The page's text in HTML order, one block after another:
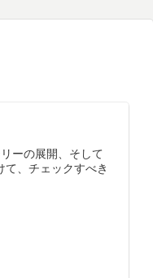
ーの展開、そして
、チェックすべき